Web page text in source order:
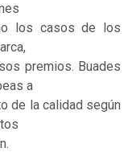
los casos de los
premios. Buades
a
de la calidad según